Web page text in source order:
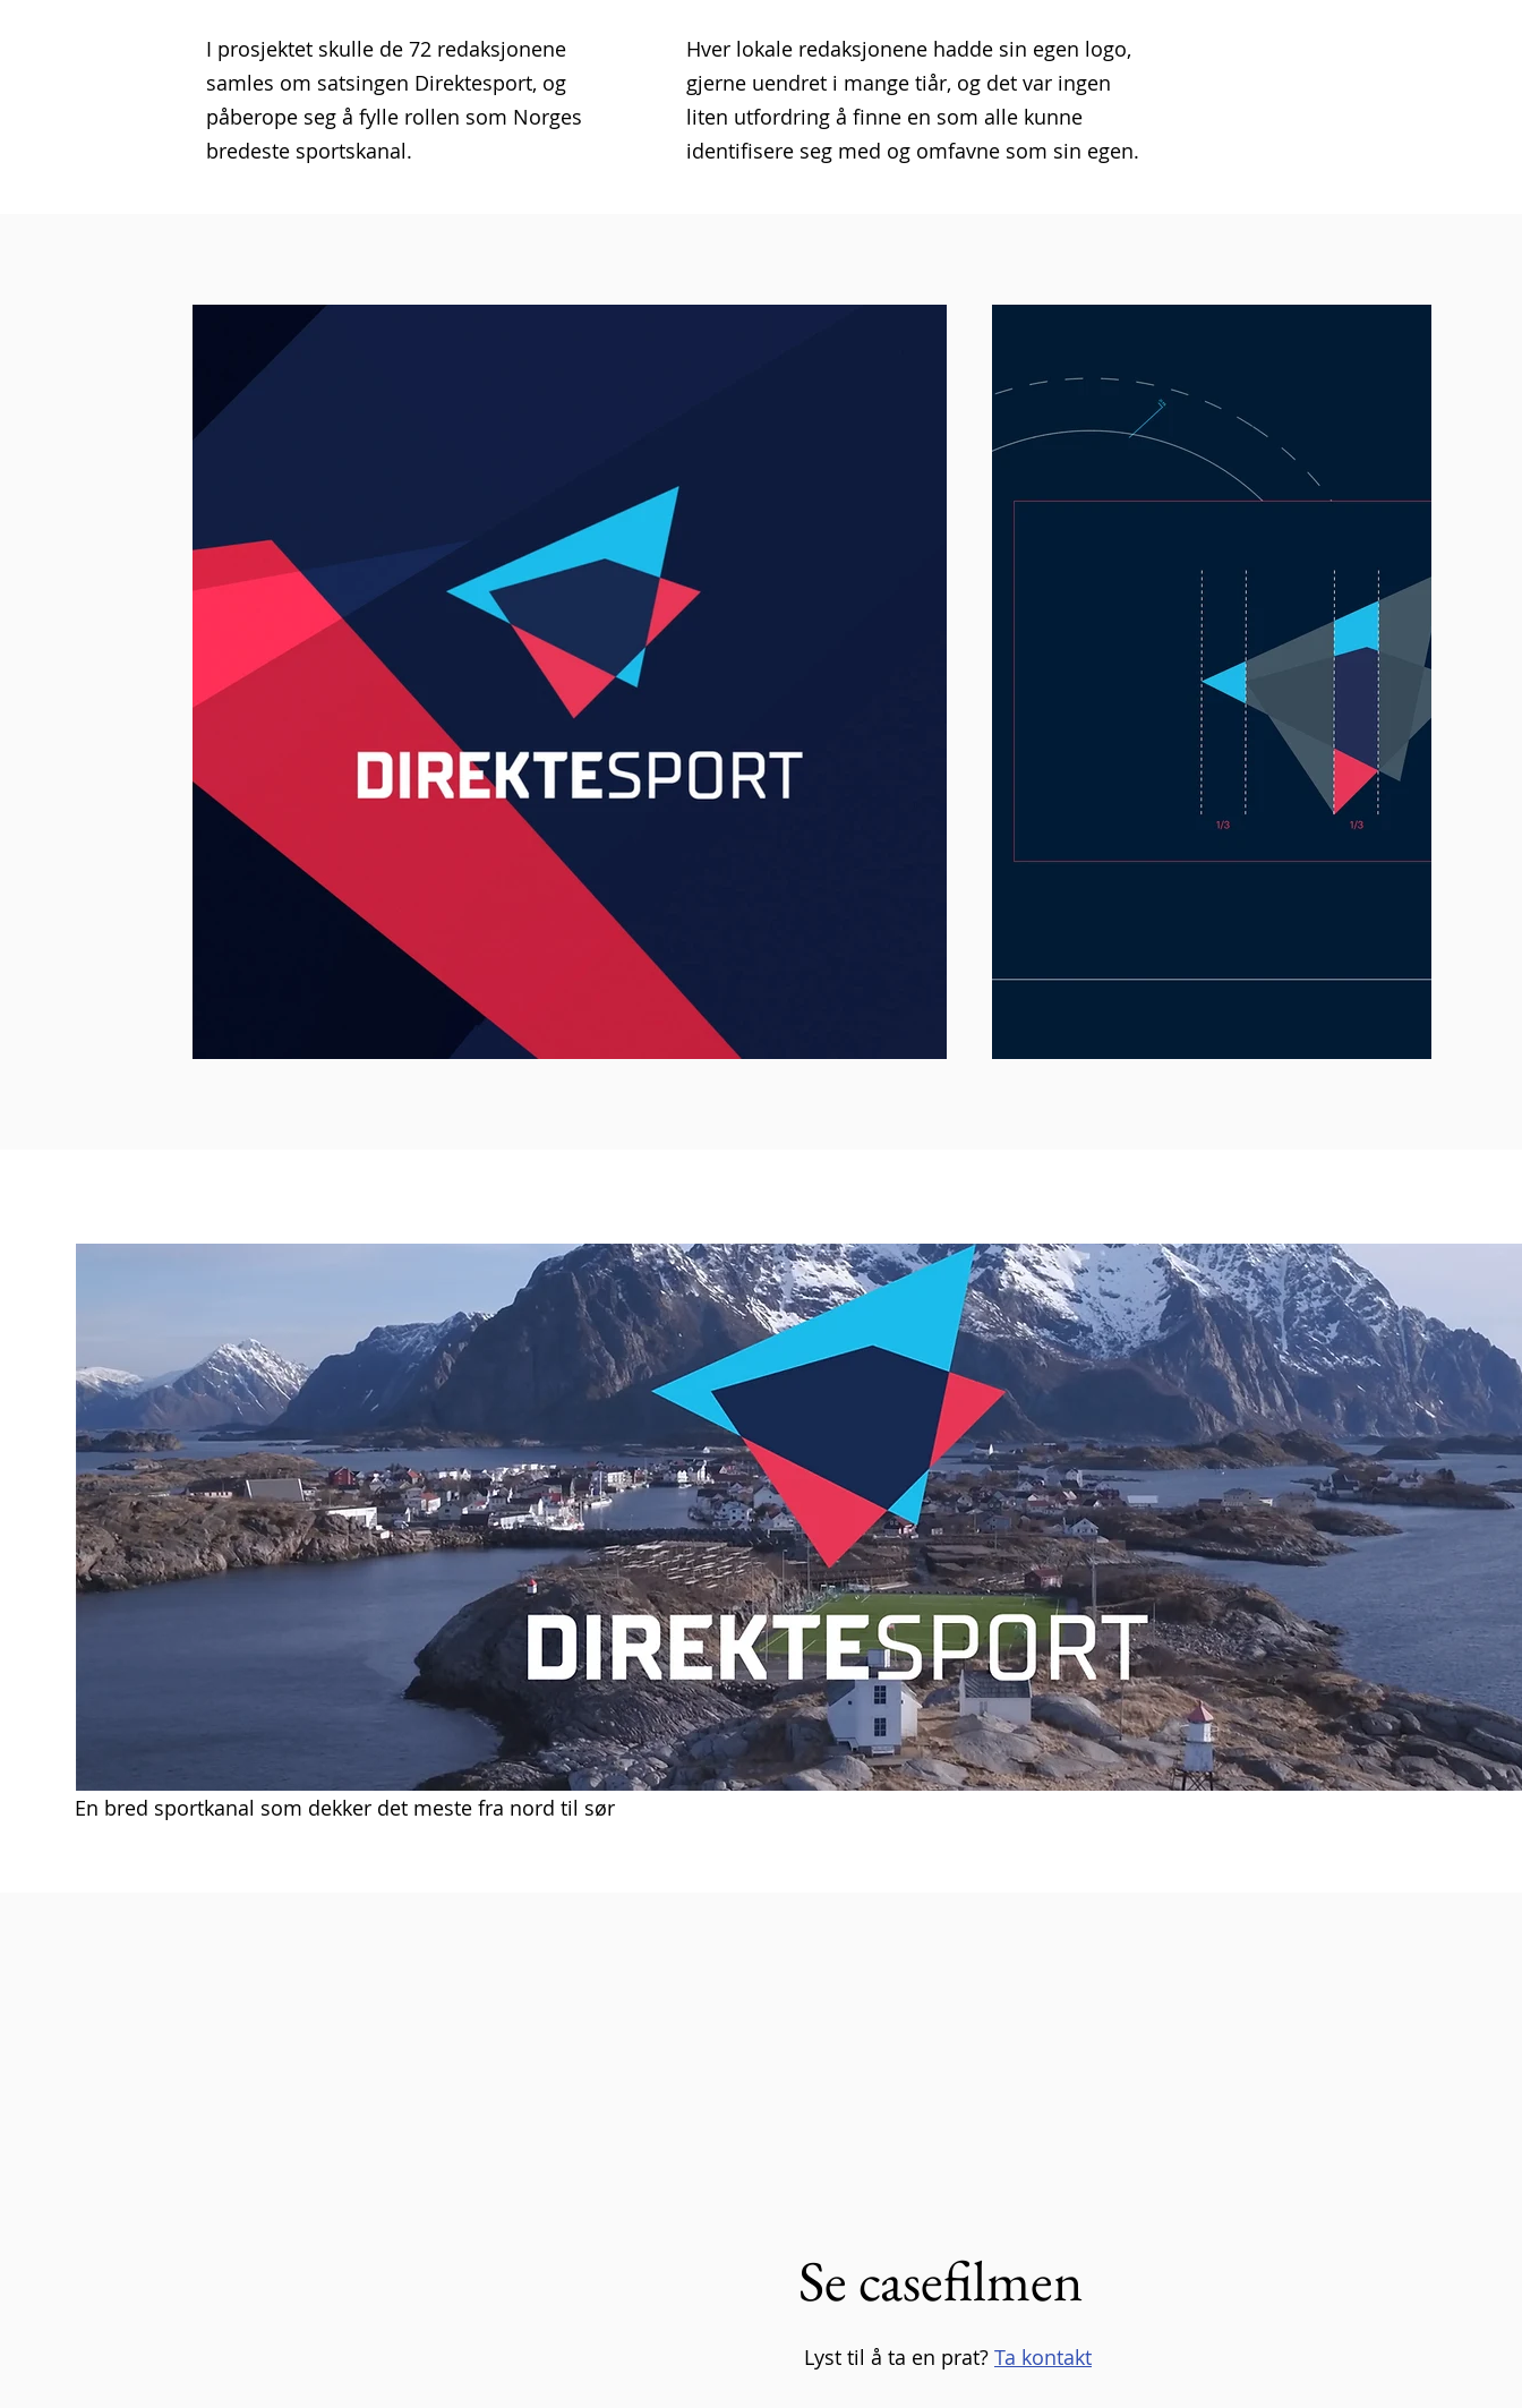
I prosjektet skulle de 72 redaksjonene
samles om satsingen Direktesport, og
påberope seg å fylle rollen som Norges
bredeste sportskanal.
Hver lokale redaksjonene hadde sin egen logo,
gjerne uendret i mange tiår, og det var ingen
liten utfordring å finne en som alle kunne
identifisere seg med og omfavne som sin egen.
En bred sportkanal som dekker det meste fra nord til sør
Se casefilmen
Lyst til å ta en prat? Ta kontakt